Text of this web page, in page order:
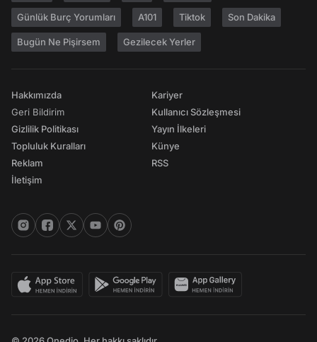
Günlük Burç Yorumları A101 Tiktok Son Dakika
Bugün Ne Pişirsem Gezilecek Yerler
Hakkımızda
Geri Bildirim
Gizlilik Politikası
Topluluk Kuralları
Reklam
İletişim
Kariyer
Kullanıcı Sözleşmesi
Yayın İlkeleri
Künye
RSS